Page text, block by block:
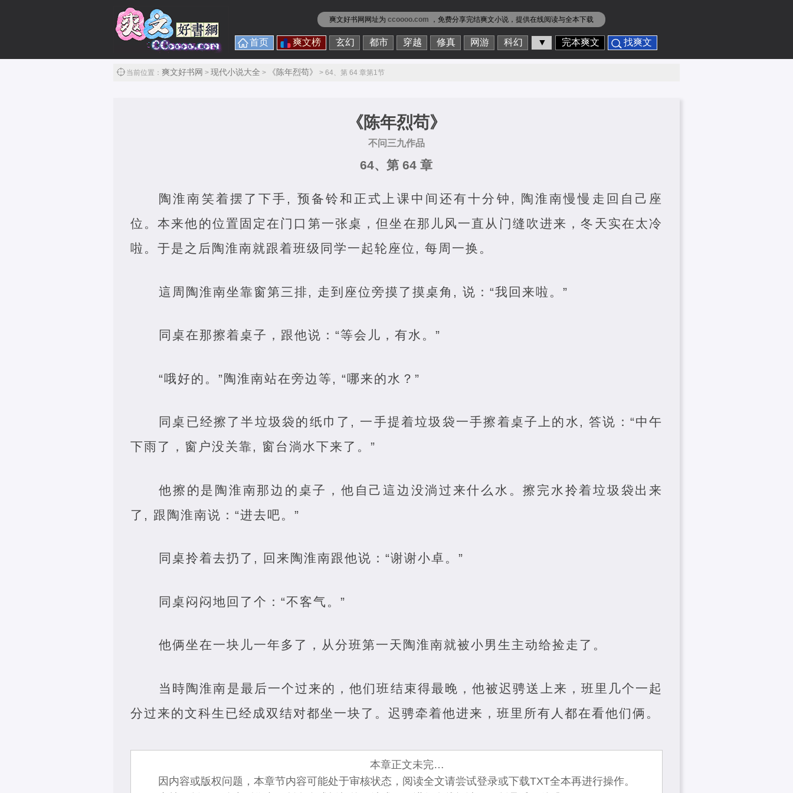
爽文好书网网址为 ccoooo.com ，免费分享完结爽文小说 ，提供在线阅读与全本下载
首页 爽文榜 玄幻 都市 穿越 修真 网游 科幻 ▼ 完本爽文 找爽文
当前位置： 爽文好书网 > 现代小说大全 > 《陈年烈苟》 > 64、第 64 章第1节
《陈年烈苟》
不问三九作品
64、第 64 章
陶淮南笑着摆了下手, 预备铃和正式上课中间还有十分钟, 陶淮南慢慢走回自己座
位。本来他的位置固定在门口第一张桌，但坐在那儿风一直从门缝吹进来，冬天实在太冷
啦。于是之后陶淮南就跟着班级同学一起轮座位, 每周一换。
這周陶淮南坐靠窗第三排, 走到座位旁摸了摸桌角, 说：“我回来啦。”
同桌在那擦着桌子，跟他说：“等会儿，有水。”
“哦好的。”陶淮南站在旁边等, “哪来的水？”
同桌已经擦了半垃圾袋的纸巾了, 一手提着垃圾袋一手擦着桌子上的水, 答说：“中午
下雨了，窗户没关靠, 窗台淌水下来了。”
他擦的是陶淮南那边的桌子，他自己這边没淌过来什么水。擦完水拎着垃圾袋出来
了, 跟陶淮南说：“进去吧。”
同桌拎着去扔了, 回来陶淮南跟他说：“谢谢小卓。”
同桌闷闷地回了个：“不客气。”
他俩坐在一块儿一年多了，从分班第一天陶淮南就被小男生主动给捡走了。
当時陶淮南是最后一个过来的，他们班结束得最晚，他被迟骋送上来，班里几个一起
分过来的文科生已经成双结对都坐一块了。迟骋牵着他进来，班里所有人都在看他们俩。
本章正文未完…
因内容或版权问题，本章节内容可能处于审核状态，阅读全文请尝试登录或下载TXT全本再进行操作。